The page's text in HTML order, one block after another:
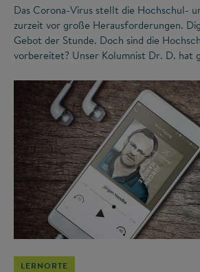
Das Corona-Virus stellt die Hochschul-
zurzeit vor große Herausforderungen.
Gebot der Stunde. Doch sind die
vorbereitet? Unser Kolumnist Dr. D. hat
LERNORTE